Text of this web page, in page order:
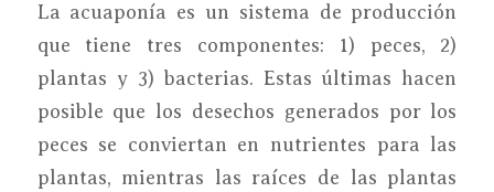
La acuaponía es un sistema de producción
que tiene tres componentes: 1) peces, 2)
plantas y 3) bacterias. Estas últimas hacen
posible que los desechos generados por los
peces se conviertan en nutrientes para las
plantas, mientras las raíces de las plantas